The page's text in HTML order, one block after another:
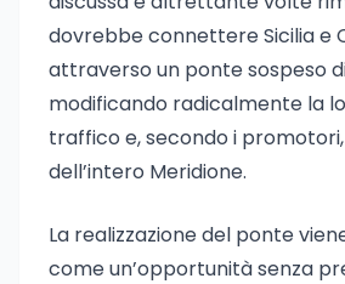
dovrebbe connettere Sicilia e
attraverso un ponte sospeso
modificando radicalmente la
traffico e, secondo i
dell’intero Meridione.
La realizzazione del ponte
come un’opportunità senza